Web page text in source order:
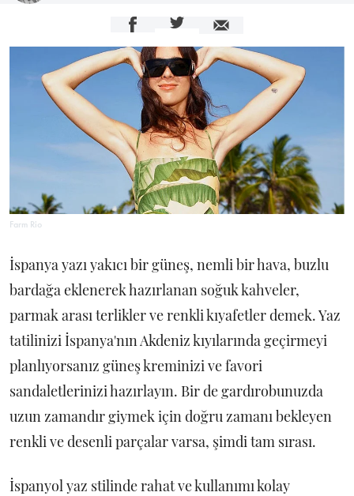
Farm Rio
İspanya yazı yakıcı bir güneş, nemli bir hava, buzlu
bardağa eklenerek hazırlanan soğuk kahveler,
parmak arası terlikler ve renkli kıyafetler demek. Yaz
tatilinizi İspanya'nın Akdeniz kıyılarında geçirmeyi
planlıyorsanız güneş kreminizi ve favori
sandaletlerinizi hazırlayın. Bir de gardırobunuzda
uzun zamandır giymek için doğru zamanı bekleyen
renkli ve desenli parçalar varsa, şimdi tam sırası.
İspanyol yaz stilinde rahat ve kullanımı kolay